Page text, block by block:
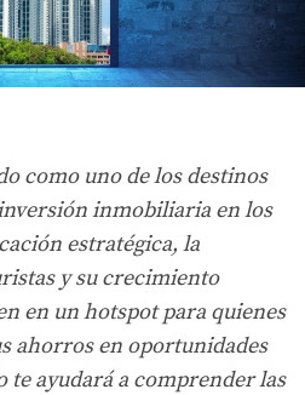
como uno de los destinos
inmobiliaria en los
estratégica, la
y su crecimiento
en un hotspot para quienes
ahorros en oportunidades
ayudará a comprender las